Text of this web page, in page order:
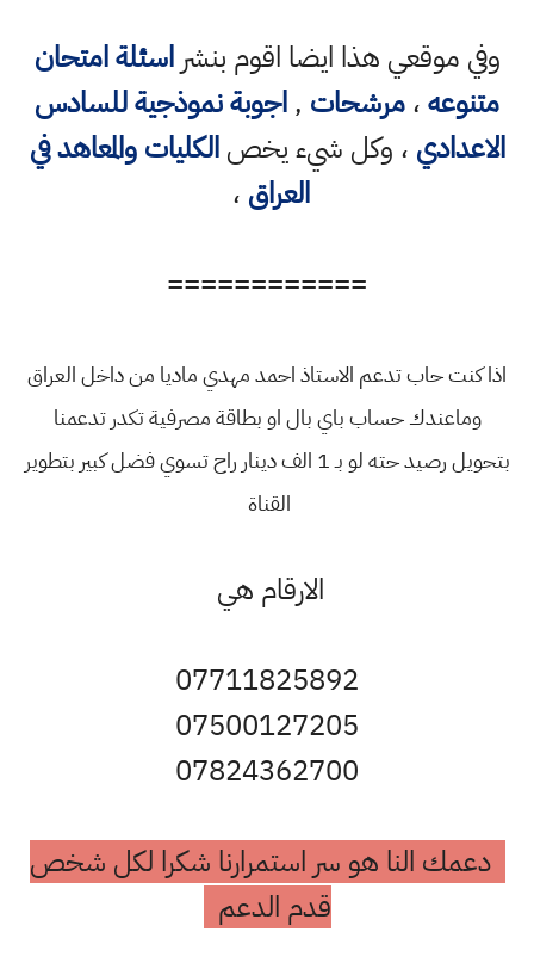
وفي موقعي هذا ايضا اقوم بنشراسئلة امتحان
متنوعه،مرشحات ,اجوبة نموذجية للسادس
الاعدادي ، وكل شيء يخصالكليات والمعاهد في
العراق ،
============
اذا كنت حاب تدعم الاستاذ احمد مهدي ماديا من داخل العراق
وماعندك حساب باي بال او بطاقة مصرفية تكدر تدعمنا
بتحويل رصيد حته لو بـ 1 الف دينار راح تسوي فضل كبير بتطوير
القناة
الارقام هي
07711825892
07500127205
07824362700
دعمك النا هو سر استمرارنا شكرا لكل شخص
قدم الدعم